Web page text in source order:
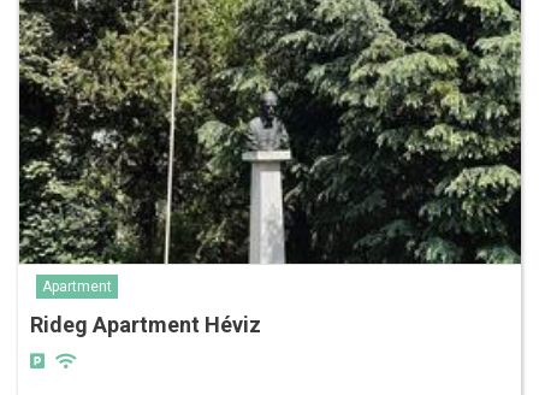
Apartment
Rideg Apartment Héviz